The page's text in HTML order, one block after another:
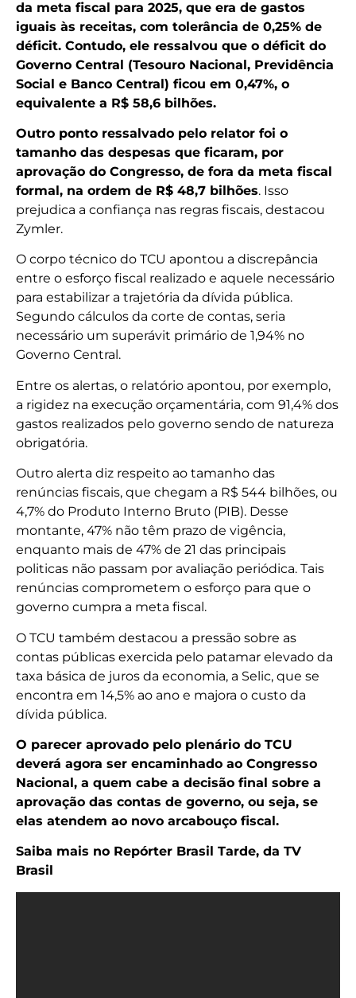
da meta fiscal para 2025, que era de gastos
iguais às receitas, com tolerância de 0,25% de
déficit. Contudo, ele ressalvou que o déficit do
Governo Central (Tesouro Nacional, Previdência
Social e Banco Central) ficou em 0,47%, o
equivalente a R$ 58,6 bilhões.
Outro ponto ressalvado pelo relator foi o
tamanho das despesas que ficaram, por
aprovação do Congresso, de fora da meta fiscal
formal, na ordem de R$ 48,7 bilhões. Isso
prejudica a confiança nas regras fiscais, destacou
Zymler.
O corpo técnico do TCU apontou a discrepância
entre o esforço fiscal realizado e aquele necessário
para estabilizar a trajetória da dívida pública.
Segundo cálculos da corte de contas, seria
necessário um superávit primário de 1,94% no
Governo Central.
Entre os alertas, o relatório apontou, por exemplo,
a rigidez na execução orçamentária, com 91,4% dos
gastos realizados pelo governo sendo de natureza
obrigatória.
Outro alerta diz respeito ao tamanho das
renúncias fiscais, que chegam a R$ 544 bilhões, ou
4,7% do Produto Interno Bruto (PIB). Desse
montante, 47% não têm prazo de vigência,
enquanto mais de 47% de 21 das principais
politicas não passam por avaliação periódica. Tais
renúncias comprometem o esforço para que o
governo cumpra a meta fiscal.
O TCU também destacou a pressão sobre as
contas públicas exercida pelo patamar elevado da
taxa básica de juros da economia, a Selic, que se
encontra em 14,5% ao ano e majora o custo da
dívida pública.
O parecer aprovado pelo plenário do TCU
deverá agora ser encaminhado ao Congresso
Nacional, a quem cabe a decisão final sobre a
aprovação das contas de governo, ou seja, se
elas atendem ao novo arcabouço fiscal.
Saiba mais no Repórter Brasil Tarde, da TV
Brasil